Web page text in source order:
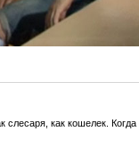
слесаря, как кошелек.